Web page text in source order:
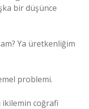
bir düşünce
Ya üretkenliğim
problemi.
ikilemin coğrafi